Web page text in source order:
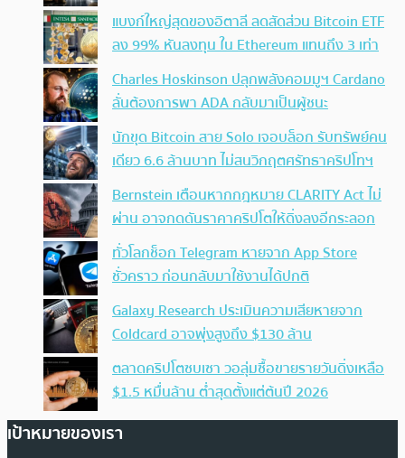
แบงก์ใหญ่สุดของอิตาลี ลดสัดส่วน Bitcoin ETF
ลง 99% หันลงทุน ใน Ethereum แทนถึง 3 เท่า
Charles Hoskinson ปลุกพลังคอมมูฯ Cardano
ลั่นต้องการพา ADA กลับมาเป็นผู้ชนะ
นักขุด Bitcoin สาย Solo เจอบล็อก รับทรัพย์คน
เดียว 6.6 ล้านบาท ไม่สนวิกฤตศรัทธาคริปโทฯ
Bernstein เตือนหากกฎหมาย CLARITY Act ไม่
ผ่าน อาจกดดันราคาคริปโตให้ดิ่งลงอีกระลอก
ทั่วโลกช็อก Telegram หายจาก App Store
ชั่วคราว ก่อนกลับมาใช้งานได้ปกติ
Galaxy Research ประเมินความเสียหายจาก
Coldcard อาจพุ่งสูงถึง $130 ล้าน
ตลาดคริปโตซบเซา วอลุ่มซื้อขายรายวันดิ่งเหลือ
$1.5 หมื่นล้าน ต่ำสุดตั้งแต่ต้นปี 2026
เป้าหมายของเรา